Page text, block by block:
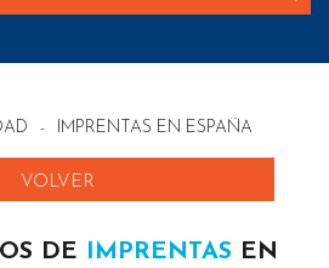
- IMPRENTAS EN ESPAÑA
VOLVER
DE IMPRENTAS EN